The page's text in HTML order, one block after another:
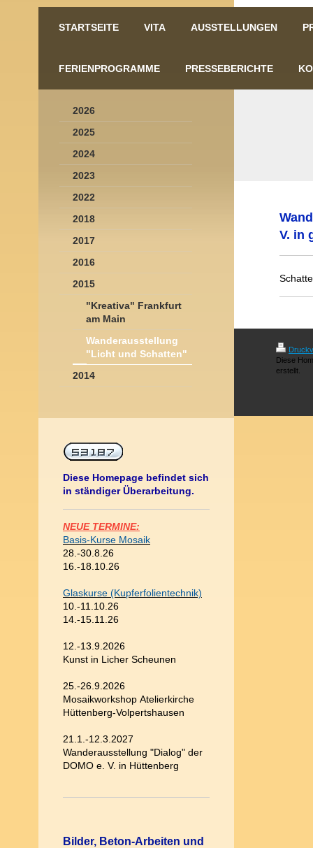
STARTSEITE VITA AUSSTELLUNGEN
FERIENPROGRAMME PRESSEBERICHTE
2026
2025
2024
2023
2022
2018
2017
2016
2015
"Kreativa" Frankfurt
am Main
Wanderausstellung
"Licht und Schatten"
2014
Diese Homepage befindet sich
in ständiger Überarbeitung.
NEUE TERMINE:
Basis-Kurse Mosaik
28.-30.8.26
16.-18.10.26
Glaskurse (Kupferfolientechnik)
10.-11.10.26
14.-15.11.26
12.-13.9.2026
Kunst in Licher Scheunen
25.-26.9.2026
Mosaikworkshop Atelierkirche
Hüttenberg-Volpertshausen
21.1.-12.3.2027
Wanderausstellung "Dialog" der
DOMO e. V. in Hüttenberg
Bilder, Beton-Arbeiten und
V. in
Diese
erstellt.